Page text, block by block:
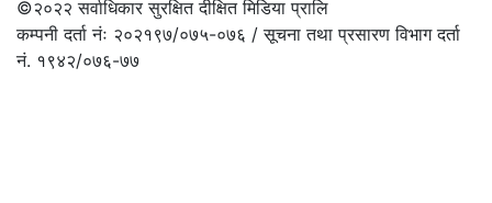
©२०२२सर्वाधिकार सुरक्षित दीक्षित मिडिया प्रालि
कम्पनी दर्ता नंः २०२१९७/०७५-०७६ / सूचना तथा प्रसारण विभाग दर्ता
नं. १९४२/०७६-७७